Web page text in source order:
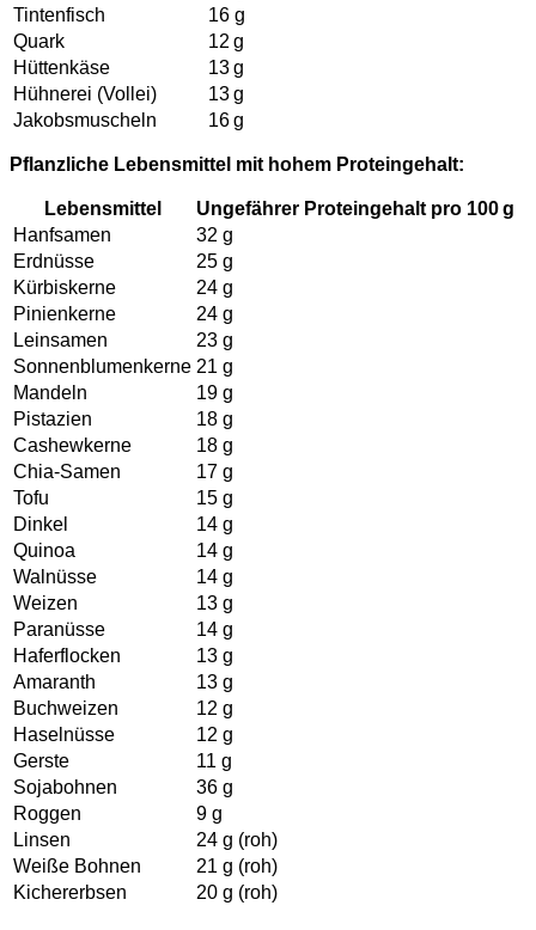
Tintenfisch
16 g
Quark
12 g
Hüttenkäse
13 g
Hühnerei (Vollei)
13 g
Jakobsmuscheln
16 g
Pflanzliche Lebensmittel mit hohem Proteingehalt:
Lebensmittel
Ungefährer Proteingehalt pro 100 g
Hanfsamen
32 g
Erdnüsse
25 g
Kürbiskerne
24 g
Pinienkerne
24 g
Leinsamen
23 g
Sonnenblumenkerne 21 g
Mandeln
19 g
Pistazien
18 g
Cashewkerne
18 g
Chia-Samen
17 g
Tofu
15 g
Dinkel
14 g
Quinoa
14 g
Walnüsse
14 g
Weizen
13 g
Paranüsse
14 g
Haferflocken
13 g
Amaranth
13 g
Buchweizen
12 g
Haselnüsse
12 g
Gerste
11 g
Sojabohnen
36 g
Roggen
9 g
Linsen
24 g (roh)
Weiße Bohnen
21 g (roh)
Kichererbsen
20 g (roh)